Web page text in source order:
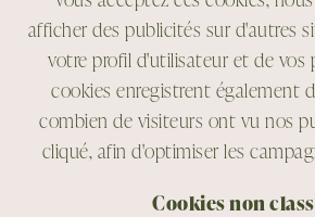
afficher des publicités sur d'autres
votre profil d'utilisateur et de vos
cookies enregistrent également
combien de visiteurs ont vu nos
cliqué, afin d'optimiser les
Cookies non